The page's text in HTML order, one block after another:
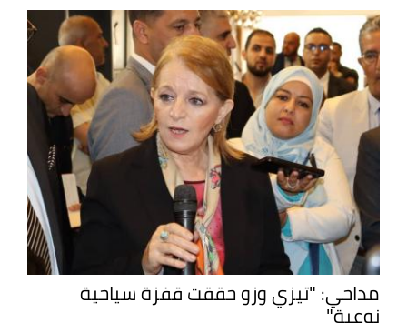
مداحي: "تيزي وزو حققت قفزة سياحية